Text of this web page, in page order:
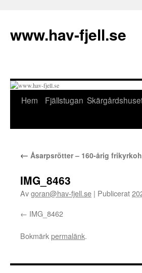
innehåll
www.hav-fjell.se
Hem Fjällstugan
← Åsarpsrötter – 160-årig
IMG_8463
Avgoran@hav-fjell.se | Publicerat
IMG_8462
Bokmärkpermalänk.